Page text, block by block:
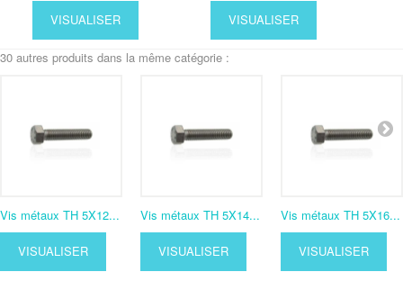
VISUALISER VISUALISER
30 autres produits dans la même catégorie :
Vis métaux TH 5X12...
VISUALISER
Vis métaux TH 5X14...
VISUALISER
Vis métaux TH 5X16...
VISUALISER